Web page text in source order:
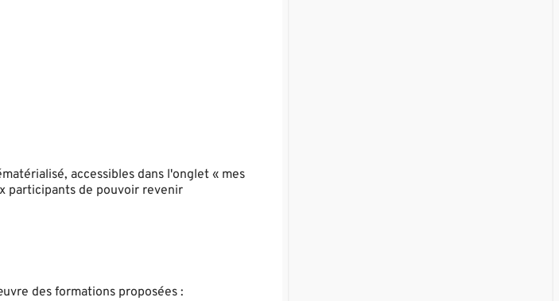
accessibles dans l'onglet « mes
participants de pouvoir revenir
des formations proposées :